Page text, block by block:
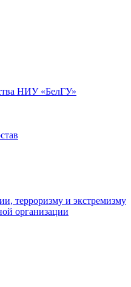
НИУ «БелГУ»
терроризму и экстремизму
организации